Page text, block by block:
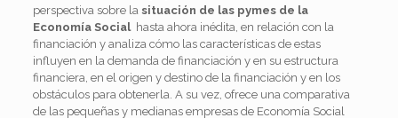
perspectiva sobre la situación de las pymes de la
Economía Socialhasta ahora inédita, en relación con la
financiación y analiza cómo las características de estas
influyen en la demanda de financiación y en su estructura
financiera, en el origen y destino de la financiación y en los
obstáculos para obtenerla. A su vez, ofrece una comparativa
de las pequeñas y medianas empresas de Economía Social